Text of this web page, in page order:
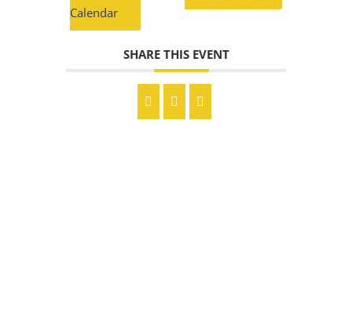
Calendar
SHARE THIS EVENT